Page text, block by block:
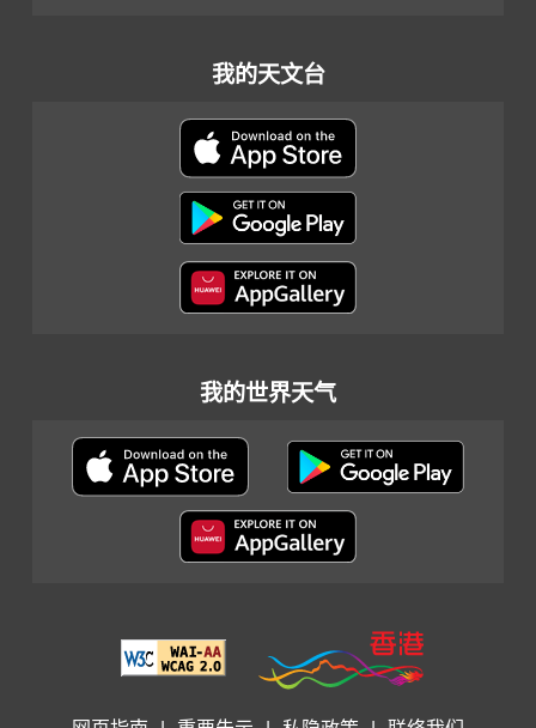
我的天文台
我的世界天气